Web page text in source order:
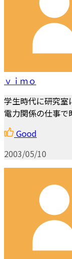
ｖｉｍｏ
学生時代に研究室
電力関係の仕事で
Good
2003/05/10